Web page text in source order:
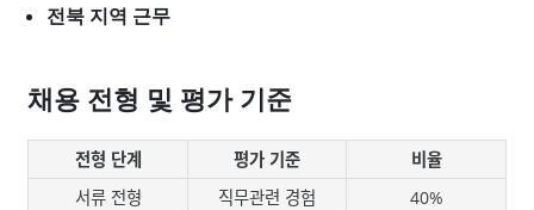
전북 지역 근무
채용 전형 및 평가 기준
전형 단계 평가 기준
비율
서류 전형
직무관련 경험
40%